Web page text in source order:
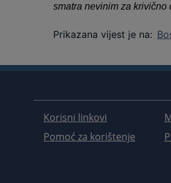
smatra nevinim za krivično
Prikazana vijest je na:
Korisni linkovi
Pomoć za korištenje